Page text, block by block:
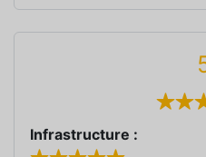
Infrastructure :